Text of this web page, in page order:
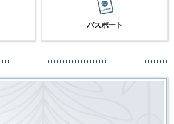
パスポート